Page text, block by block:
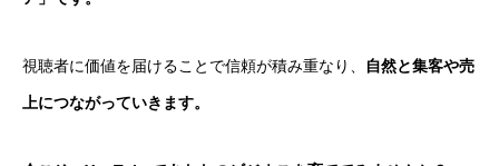
視聴者に価値を届けることで信頼が積み重なり、 自然と集客や売
上につながっていきます。